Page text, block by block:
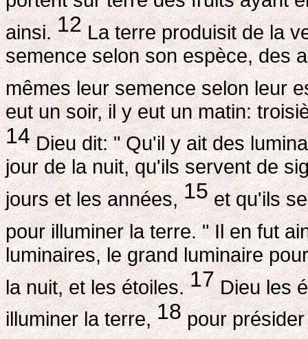
ainsi.12La terre produisit de la
semence selon son espèce, des
mêmes leur semence selon leur
eut un soir, il y eut un matin:
14Dieu dit: " Qu'il y ait des
jour de la nuit, qu'ils servent de
jours et les années,15et qu'ils
pour illuminer la terre. " Il en fut
luminaires, le grand luminaire
la nuit, et les étoiles.17Dieu les
illuminer la terre,18 pour